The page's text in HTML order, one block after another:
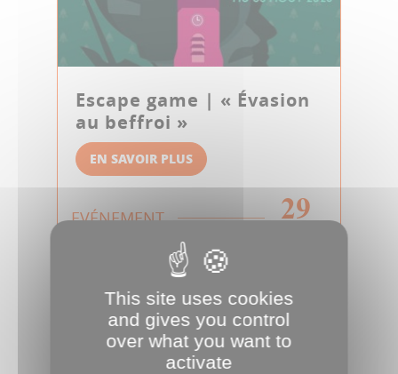
Escape game | « Évasion
au beffroi »
EN SAVOIR PLUS
EVÉNEMENT 29
This site uses cookies
and gives you control
over what you want to
activate